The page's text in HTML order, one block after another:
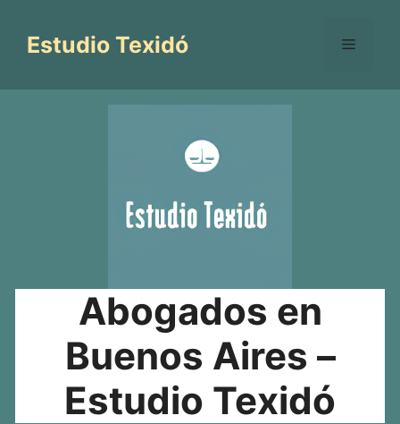
contenido
Estudio Texidó Menú
Abogados en
Buenos Aires –
Estudio Texidó